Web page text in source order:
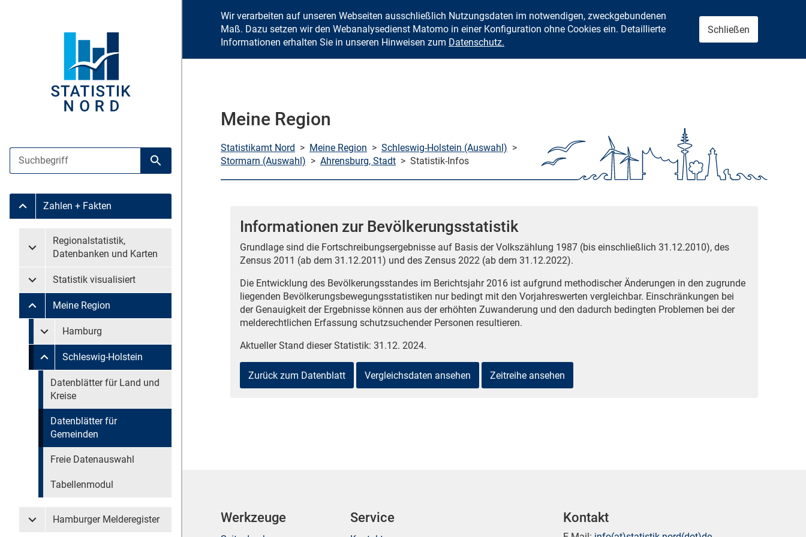
Zum Inhalt springen
Suche
Suche starten
Untermenü Zahlen + Fakten
Zahlen + Fakten
Untermenü überspringen
Untermenü Regionalstatistik, Datenbanken und Karten
Regionalstatistik,
Datenbanken und Karten
Untermenü Statistik visualisiert
Statistik visualisiert
Untermenü Meine Region
Meine Region
Untermenü überspringen
Untermenü Meine Region Hamburg
Hamburg
Untermenü Meine Region Schleswig-Holstein
Schleswig-Holstein
Untermenü überspringen
Datenblätter für Land und
Kreise
Datenblätter für
Gemeinden
Freie Datenauswahl
Tabellenmodul
Untermenü Hamburger Melderegister
Hamburger Melderegister
Wir verarbeiten auf unseren Webseiten ausschließlich Nutzungsdaten im notwendigen, zweckgebundenen
Maß. Dazu setzen wir den Webanalysedienst Matomo in einer Konfiguration ohne Cookies ein. Detaillierte
Informationen erhalten Sie in unseren Hinweisen zum Datenschutz.
Schließen
Meine Region
Statistikamt Nord > Meine Region > Schleswig-Holstein (Auswahl) >
Stormarn (Auswahl) > Ahrensburg, Stadt > Statistik-Infos
Informationen zur Bevölkerungsstatistik
Grundlage sind die Fortschreibungsergebnisse auf Basis der Volkszählung 1987 (bis einschließlich 31.12.2010), des
Zensus 2011 (ab dem 31.12.2011) und des Zensus 2022 (ab dem 31.12.2022).
Die Entwicklung des Bevölkerungsstandes im Berichtsjahr 2016 ist aufgrund methodischer Änderungen in den zugrunde
liegenden Bevölkerungsbewegungsstatistiken nur bedingt mit den Vorjahreswerten vergleichbar. Einschränkungen bei
der Genauigkeit der Ergebnisse können aus der erhöhten Zuwanderung und den dadurch bedingten Problemen bei der
melderechtlichen Erfassung schutzsuchender Personen resultieren.
Aktueller Stand dieser Statistik: 31.12. 2024.
Zurück zum Datenblatt Vergleichsdaten ansehen Zeitreihe ansehen
Werkzeuge Service Kontakt